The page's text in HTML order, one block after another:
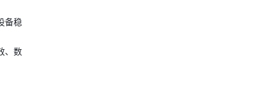
备稳
、数